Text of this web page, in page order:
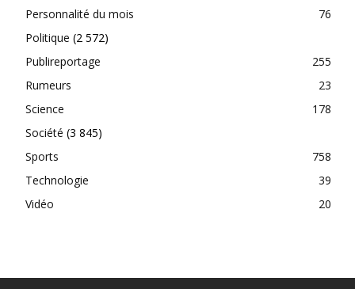
Personnalité du mois
76
Politique (2 572)
Publireportage
255
Rumeurs
23
Science
178
Société (3 845)
Sports
758
Technologie
39
Vidéo
20